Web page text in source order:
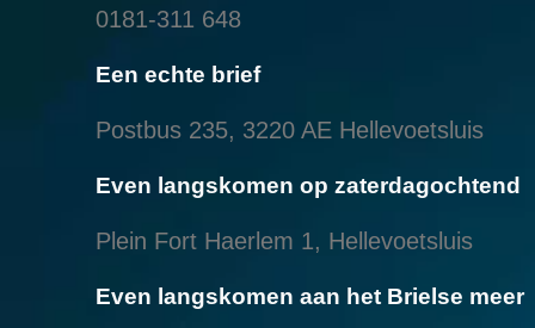
0181-311 648
Een echte brief
Postbus 235, 3220 AE Hellevoetsluis
Even langskomen op zaterdagochtend
Plein Fort Haerlem 1, Hellevoetsluis
Even langskomen aan het Brielse meer